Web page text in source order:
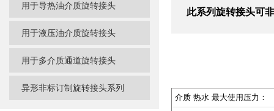
此系列旋转接头可
介质 热水 最大使用压力：
用于导热油介质旋转接头
用于液压油介质旋转接头
用于多介质通道旋转接头
异形非标订制旋转接头系列